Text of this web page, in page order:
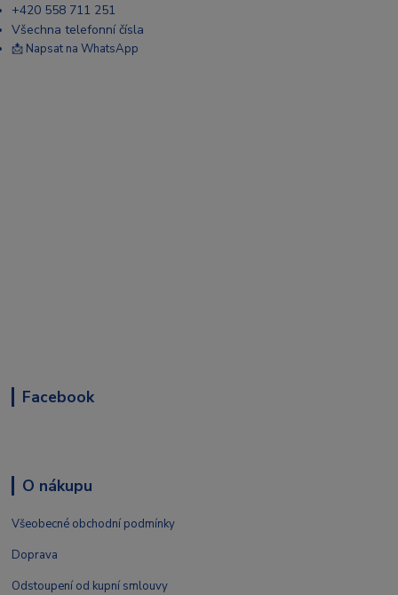
+420 558 711 251
Všechna telefonní čísla
📩 Napsat na WhatsApp
Facebook
O nákupu
Všeobecné obchodní podmínky
Doprava
Odstoupení od kupní smlouvy